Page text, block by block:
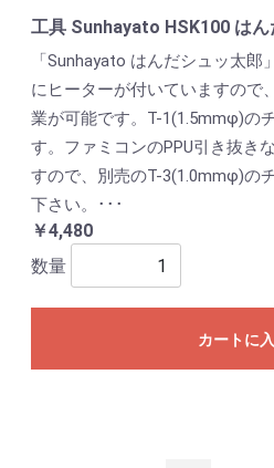
工具 Sunhayato HSK100 は
「Sunhayato はんだシュッ太
にヒーターが付いていますので
業が可能です。T-1(1.5mmφ)の
す。ファミコンのPPU引き抜き
すので、別売のT-3(1.0mmφ)の
下さい。･･･
￥4,480
数量
カートに